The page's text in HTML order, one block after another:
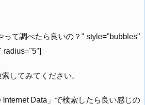
って調べたら良いの？" style="bubbles"
radius="5″]
してみてください。
Internet Data」で検索したら良い感じの